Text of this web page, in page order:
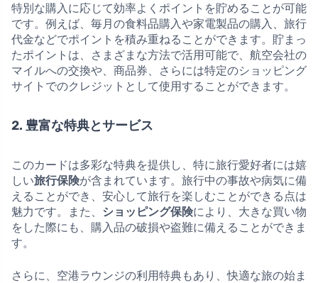
特別な購入に応じて効率よくポイントを貯めることが可能
です。例えば、毎月の食料品購入や家電製品の購入、旅行
代金などでポイントを積み重ねることができます。貯まっ
たポイントは、さまざまな方法で活用可能で、航空会社の
マイルへの交換や、商品券、さらには特定のショッピング
サイトでのクレジットとして使用することができます。
2. 豊富な特典とサービス
このカードは多彩な特典を提供し、特に旅行愛好者には嬉
しい旅行保険が含まれています。旅行中の事故や病気に備
えることができ、安心して旅行を楽しむことができる点は
魅力です。また、 ショッピング保険により、大きな買い物
をした際にも、購入品の破損や盗難に備えることができま
す。
さらに、空港ラウンジの利用特典もあり、快適な旅の始ま